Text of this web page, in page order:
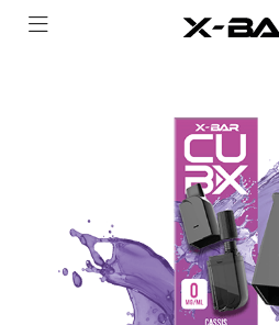
CONTATTACI
DOMANDE FREQUENTI